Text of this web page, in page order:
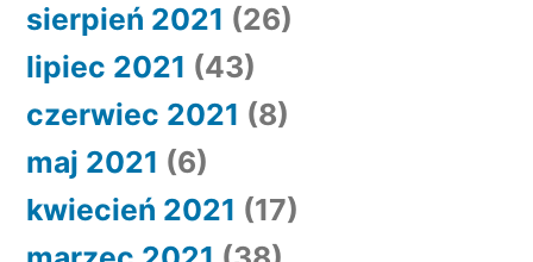
sierpień 2021 (26)
lipiec 2021 (43)
czerwiec 2021 (8)
maj 2021 (6)
kwiecień 2021 (17)